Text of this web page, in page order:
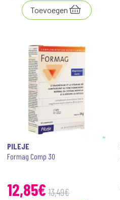
Toevoegen
PILEJE
Formag Comp 30
12,85€ 13,49€